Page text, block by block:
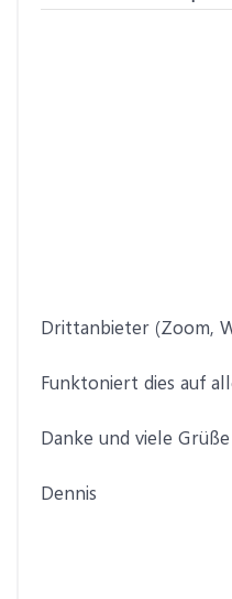
Drittanbieter (Zoom,
Funktoniert dies auf
Danke und viele Grüße
Dennis